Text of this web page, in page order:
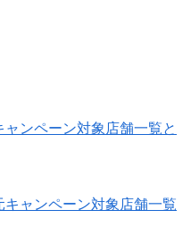
ャンペーン対象店舗一覧と
キャンペーン対象店舗一覧